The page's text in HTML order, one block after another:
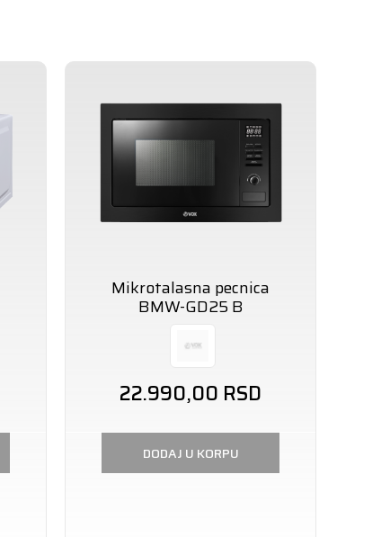
Mikrotalasna pecnica
BMW-GD25 B
22.990,00 RSD
DODAJ U KORPU